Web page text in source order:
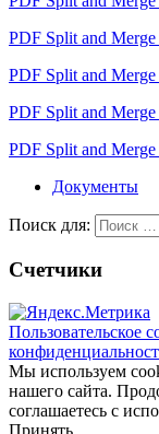
PDF Split and
PDF Split and Merge
PDF Split and
PDF Split and
Документы
Поиск для:
Счетчики
Пользовательское
Мы используем
нашего сайта.
соглашаетесь с
Принять